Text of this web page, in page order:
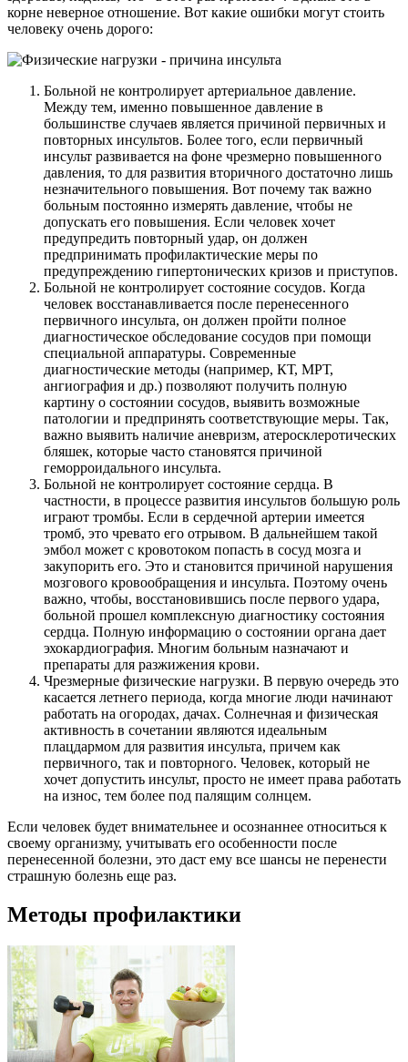
корне неверное отношение. Вот какие ошибки могут стоить
человеку очень дорого:
Больной не контролирует артериальное давление.
Между тем, именно повышенное давление в
большинстве случаев является причиной первичных и
повторных инсультов. Более того, если первичный
инсульт развивается на фоне чрезмерно повышенного
давления, то для развития вторичного достаточно лишь
незначительного повышения. Вот почему так важно
больным постоянно измерять давление, чтобы не
допускать его повышения. Если человек хочет
предупредить повторный удар, он должен
предпринимать профилактические меры по
предупреждению гипертонических кризов и приступов.
Больной не контролирует состояние сосудов. Когда
человек восстанавливается после перенесенного
первичного инсульта, он должен пройти полное
диагностическое обследование сосудов при помощи
специальной аппаратуры. Современные
диагностические методы (например, КТ, МРТ,
ангиография и др.) позволяют получить полную
картину о состоянии сосудов, выявить возможные
патологии и предпринять соответствующие меры. Так,
важно выявить наличие аневризм, атеросклеротических
бляшек, которые часто становятся причиной
геморроидального инсульта.
Больной не контролирует состояние сердца. В
частности, в процессе развития инсультов большую роль
играют тромбы. Если в сердечной артерии имеется
тромб, это чревато его отрывом. В дальнейшем такой
эмбол может с кровотоком попасть в сосуд мозга и
закупорить его. Это и становится причиной нарушения
мозгового кровообращения и инсульта. Поэтому очень
важно, чтобы, восстановившись после первого удара,
больной прошел комплексную диагностику состояния
сердца. Полную информацию о состоянии органа дает
эхокардиография. Многим больным назначают и
препараты для разжижения крови.
Чрезмерные физические нагрузки. В первую очередь это
касается летнего периода, когда многие люди начинают
работать на огородах, дачах. Солнечная и физическая
активность в сочетании являются идеальным
плацдармом для развития инсульта, причем как
первичного, так и повторного. Человек, который не
хочет допустить инсульт, просто не имеет права работать
на износ, тем более под палящим солнцем.
Если человек будет внимательнее и осознаннее относиться к
своему организму, учитывать его особенности после
перенесенной болезни, это даст ему все шансы не перенести
страшную болезнь еще раз.
Методы профилактики